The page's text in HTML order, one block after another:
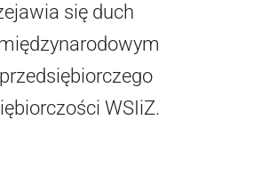
się duch
WSIiZ.